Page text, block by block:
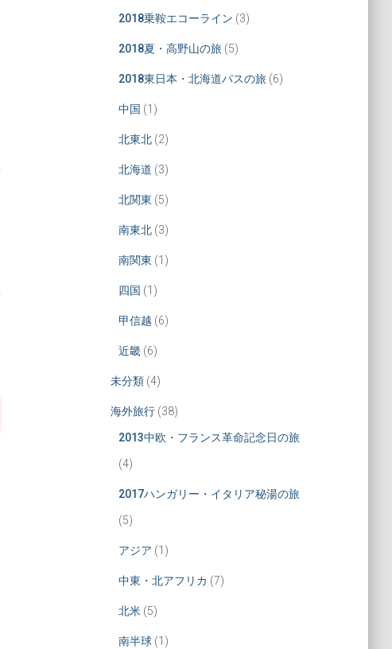
2018乗鞍エコーライン (3)
2018夏・高野山の旅 (5)
2018東日本・北海道パスの旅 (6)
中国 (1)
北東北(2)
北海道 (3)
北関東 (5)
南東北(3)
南関東 (1)
四国 (1)
甲信越 (6)
近畿(6)
未分類(4)
海外旅行(38)
2013中欧・フランス革命記念日の旅
(4)
2017ハンガリー・イタリア秘湯の旅
(5)
アジア (1)
中東・北アフリカ (7)
北米(5)
南半球(1)